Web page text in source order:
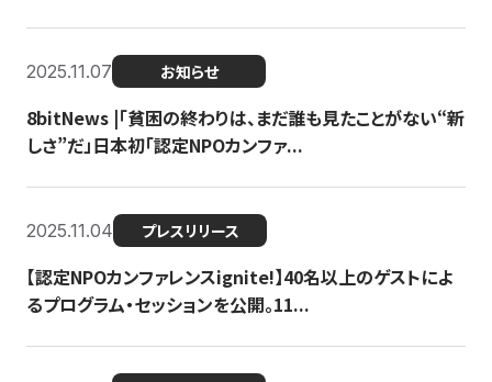
2025.11.07 お知らせ
8bitNews |「貧困の終わりは、まだ誰も見たことがない“新
しさ”だ」日本初「認定NPOカンファ...
2025.11.04 プレスリリース
【認定NPOカンファレンスignite!】40名以上のゲストによ
るプログラム・セッションを公開。11...